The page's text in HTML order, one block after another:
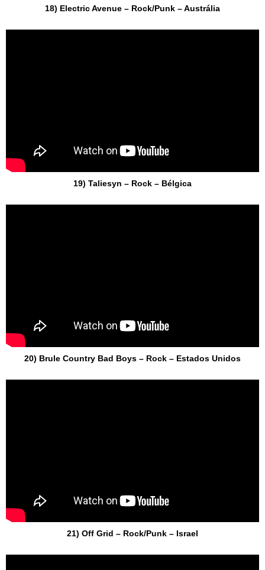
18) Electric Avenue – Rock/Punk – Austrália
19) Taliesyn – Rock – Bélgica
20) Brule Country Bad Boys – Rock – Estados Unidos
21) Off Grid – Rock/Punk – Israel